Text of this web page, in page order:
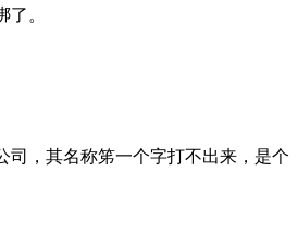
。
司，其名称笫一个字打不出来，是个